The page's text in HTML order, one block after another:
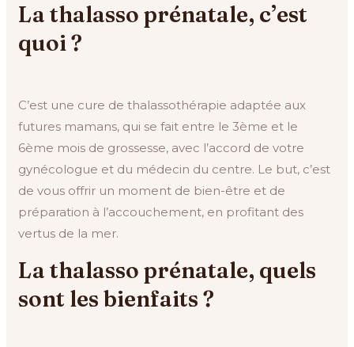
La thalasso prénatale, c’est
quoi ?
C’est une cure de thalassothérapie adaptée aux
futures mamans, qui se fait entre le 3ème et le
6ème mois de grossesse, avec l’accord de votre
gynécologue et du médecin du centre. Le but, c’est
de vous offrir un moment de bien-être et de
préparation à l’accouchement, en profitant des
vertus de la mer.
La thalasso prénatale, quels
sont les bienfaits ?